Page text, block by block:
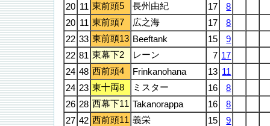
20 11 東前頭5 長州由紀 17
8
20 11 東前頭7 広之海 17
8
22 33 東前頭13 Beeftank 15
9
22 81 東幕下2 レーン 7 17
24 48 西前頭4 Frinkanohana 13 11
24 23 東十両8 ミスター 16
8
26 28 西幕下11 Takanorappa 16
8
27 42 西前頭11 義栄 15
9